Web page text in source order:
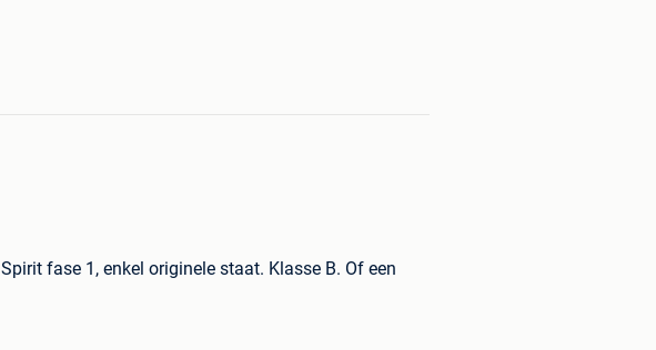
fase 1, enkel originele staat. Klasse B. Of een